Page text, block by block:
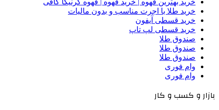
خرید طلا با اجرت مناسب و بدون مالیات
خرید قسطی آیفون
خرید قسطی لپ تاپ
صندوق طلا
صندوق طلا
صندوق طلا
وام فوری
وام فوری
بازار و کسب و کار